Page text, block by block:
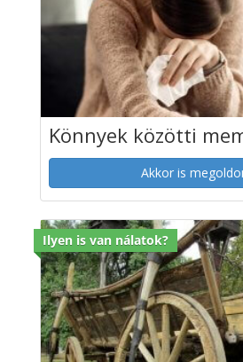
Könnyek közötti
Akkor is
Ilyen is van nálatok?